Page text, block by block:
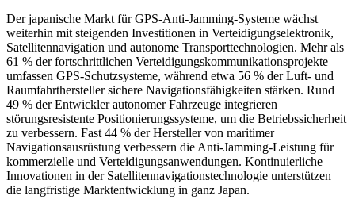
Der japanische Markt für GPS-Anti-Jamming-Systeme wächst
weiterhin mit steigenden Investitionen in Verteidigungselektronik,
Satellitennavigation und autonome Transporttechnologien. Mehr als
61 % der fortschrittlichen Verteidigungskommunikationsprojekte
umfassen GPS-Schutzsysteme, während etwa 56 % der Luft- und
Raumfahrthersteller sichere Navigationsfähigkeiten stärken. Rund
49 % der Entwickler autonomer Fahrzeuge integrieren
störungsresistente Positionierungssysteme, um die Betriebssicherheit
zu verbessern. Fast 44 % der Hersteller von maritimer
Navigationsausrüstung verbessern die Anti-Jamming-Leistung für
kommerzielle und Verteidigungsanwendungen. Kontinuierliche
Innovationen in der Satellitennavigationstechnologie unterstützen
die langfristige Marktentwicklung in ganz Japan.